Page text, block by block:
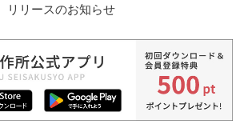
リリースのお知らせ